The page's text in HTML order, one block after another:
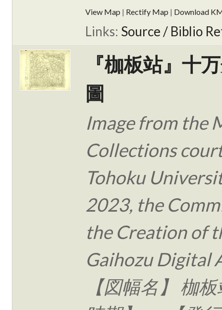
View Map | Rectify Map | Download
Links: Source / Biblio
『枷板站』十
圖
Image from the
Collections
Tohoku
2023, the
the Creation of
Gaihozu Digital
【図幅名】 枷